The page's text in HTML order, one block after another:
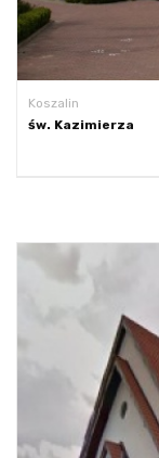
Koszalin
św. Kazimierza